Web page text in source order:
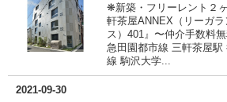
❋新築・フリーレント２
軒茶屋ANNEX（リーガ
ス）401』〜仲介手数料
急田園都市線 三軒茶屋
線 駒沢大学...
2021-09-30